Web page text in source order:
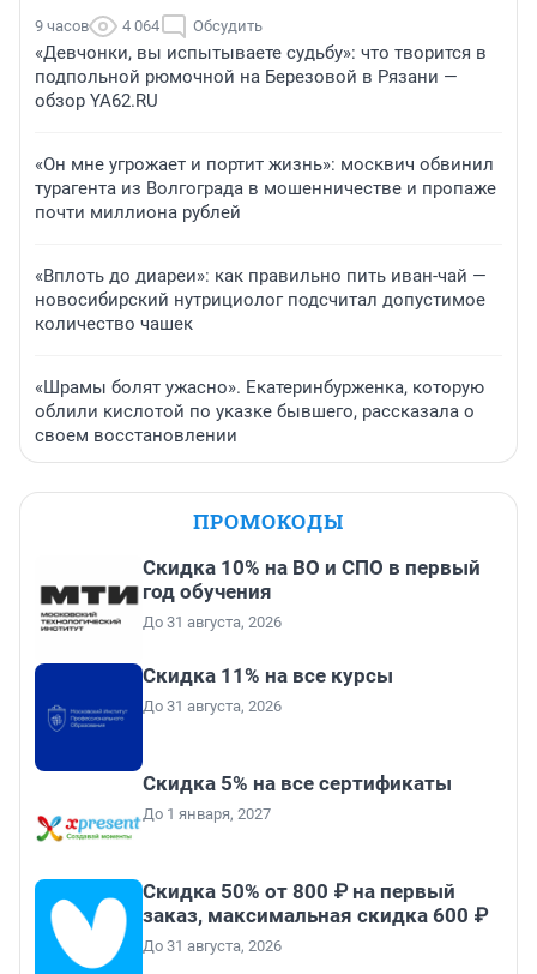
9 часов 4 064 Обсудить
«Девчонки, вы испытываете судьбу»: что творится в
подпольной рюмочной на Березовой в Рязани —
обзор YA62.RU
«Он мне угрожает и портит жизнь»: москвич обвинил
турагента из Волгограда в мошенничестве и пропаже
почти миллиона рублей
«Вплоть до диареи»: как правильно пить иван-чай —
новосибирский нутрициолог подсчитал допустимое
количество чашек
«Шрамы болят ужасно». Екатеринбурженка, которую
облили кислотой по указке бывшего, рассказала о
своем восстановлении
ПРОМОКОДЫ
Скидка 10% на ВО и СПО в первый
год обучения
До 31 августа, 2026
Скидка 11% на все курсы
До 31 августа, 2026
Скидка 5% на все сертификаты
До 1 января, 2027
Скидка 50% от 800 ₽ на первый
заказ, максимальная скидка 600 ₽
До 31 августа, 2026